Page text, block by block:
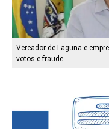
Vereador de Laguna e
votos e fraude